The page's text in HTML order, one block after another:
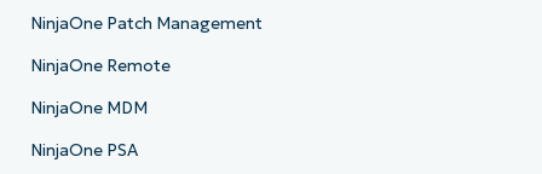
NinjaOne Patch Management
NinjaOne Remote
NinjaOne MDM
NinjaOne PSA